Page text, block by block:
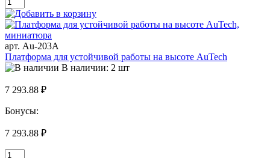
арт. Au-203A
Платформа для устойчивой работы на высоте AuTech
В наличии: 2 шт
7 293.88 ₽
Бонусы:
7 293.88 ₽